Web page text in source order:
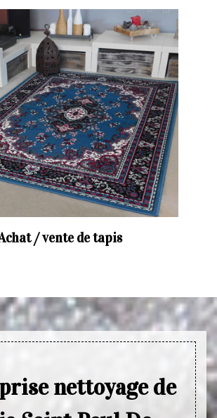
/ vente de tapis
nettoyage de